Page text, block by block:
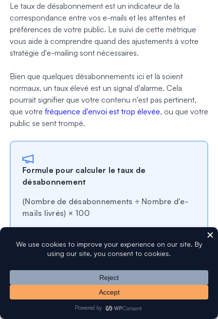
Le taux de désabonnement est un indicateur de la
correspondance entre vos e-mails et les attentes et
préférences de votre public. Le suivi de cette métrique
vous aide à comprendre quand des ajustements à votre
stratégie d'e-mailing sont nécessaires.
Bien que quelques désabonnements ici et là soient
normaux, un taux élevé est un signal d'alarme. Cela
pourrait signifier que votre contenu n'est pas pertinent,
que votre fréquence d'envoi est trop élevée, ou que votre
public se sent trompé.
Formule pour calculer le taux de
désabonnement
(Nombre de désabonnements ÷ Nombre d'e-
mails livrés) × 100
et que 50 personnes se sont désabonnées,
votre taux de désabonnement serait de :
(50 ÷ 5 000) × 100 = 1 %.
Comment réduire le taux de désabonnement